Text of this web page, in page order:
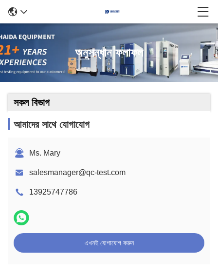
অনুসন্ধান ফলাফল
সকল বিভাগ
আমাদের সাথে যোগাযোগ
Ms. Mary
salesmanager@qc-test.com
13925747786
এখনই যোগাযোগ করুন